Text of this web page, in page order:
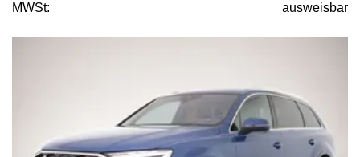
MWSt:
ausweisbar